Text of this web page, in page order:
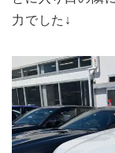
力でした↓